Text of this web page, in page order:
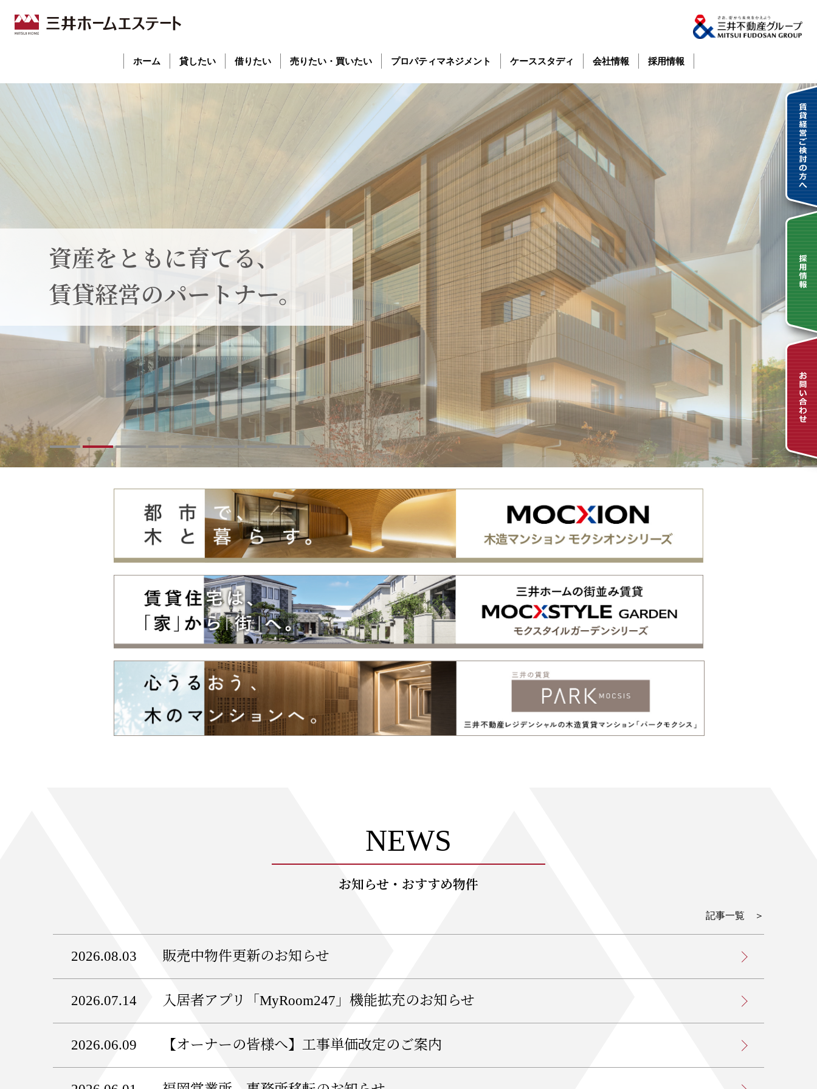
ホーム 貸したい 借りたい 売りたい・買いたい プロパティマネジメント ケーススタディ 会社情報 採用情報
資産をともに育てる、
賃貸経営のパートナー。
資産をともに育てる、
賃貸経営のパートナー。
資産をともに育てる、
賃貸経営のパートナー。
資産をともに育てる、
賃貸経営のパートナー。
資産をともに育てる、
賃貸経営のパートナー。
資産をともに育てる、
賃貸経営のパートナー。
NEWS
お知らせ・おすすめ物件
2026.08.03 販売中物件更新のお知らせ
2026.07.14 入居者アプリ「MyRoom247」機能拡充のお知らせ
2026.06.09 【オーナーの皆様へ】工事単価改定のご案内
記事一覧 ＞